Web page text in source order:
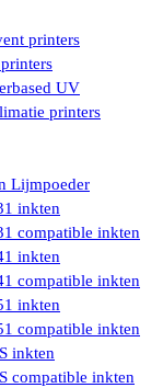
printers
UV
printers
Lijmpoeder
inkten
compatible inkten
inkten
compatible inkten
inkten
compatible inkten
inkten
compatible inkten